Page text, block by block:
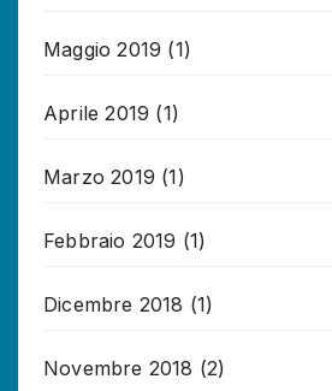
Maggio 2019 (1)
Aprile 2019 (1)
Marzo 2019 (1)
Febbraio 2019 (1)
Dicembre 2018 (1)
Novembre 2018 (2)